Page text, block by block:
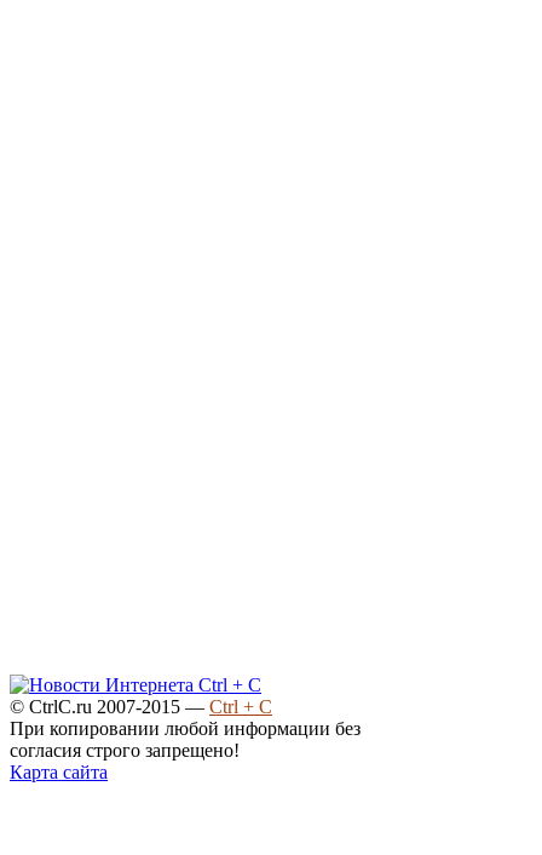
© CtrlC.ru 2007-2015 — Ctrl + C
При копировании любой информации без
согласия строго запрещено!
Карта сайта